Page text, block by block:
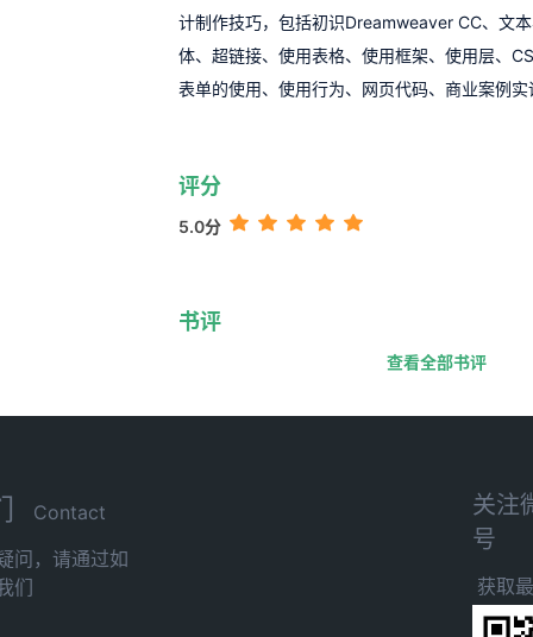
计制作技巧，包括初识Dreamweaver CC、文
体、超链接、使用表格、使用框架、使用层、
表单的使用、使用行为、网页代码、商业案例
评分
5.0分
书评
查看全部书评
Contact
问，请通过如
们
关注
号
获取